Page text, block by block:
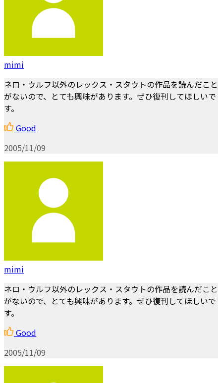
mimi
ネロ・ウルフ以外のレックス・スタウトの作品を読んだこと
がないので、とても興味があります。ぜひ復刊してほしいで
す。
Good
2005/11/09
mimi
ネロ・ウルフ以外のレックス・スタウトの作品を読んだこと
がないので、とても興味があります。ぜひ復刊してほしいで
す。
Good
2005/11/09